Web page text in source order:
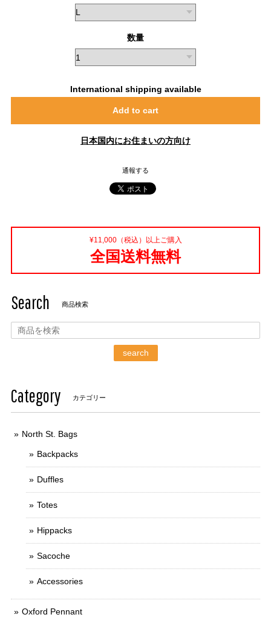
数量
International shipping available
Add to cart
日本国内にお住まいの方向け
通報する
¥11,000（税込）以上ご購入
全国送料無料
Search 商品検索
search
Category カテゴリー
North St. Bags
Backpacks
Duffles
Totes
Hippacks
Sacoche
Accessories
Oxford Pennant